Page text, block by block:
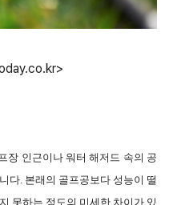
장 인근이나 워터 해저드 속의 공
다. 본래의 골프공보다 성능이 떨
못하는 정도의 미세한 차이가 있